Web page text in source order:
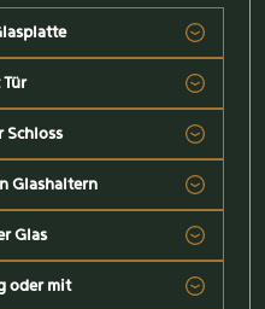
Schloss
Glashaltern
Glas
oder mit